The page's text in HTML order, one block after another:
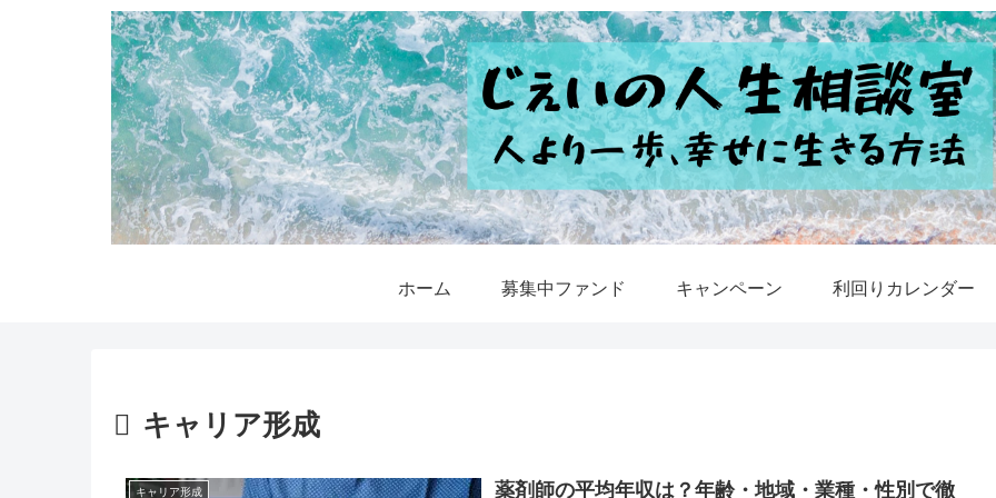
ホーム 募集中ファンド キャンペーン 利回りカレンダー
キャリア形成
キャリア形成 薬剤師の平均年収は？年齢・地域・業種・性別で徹